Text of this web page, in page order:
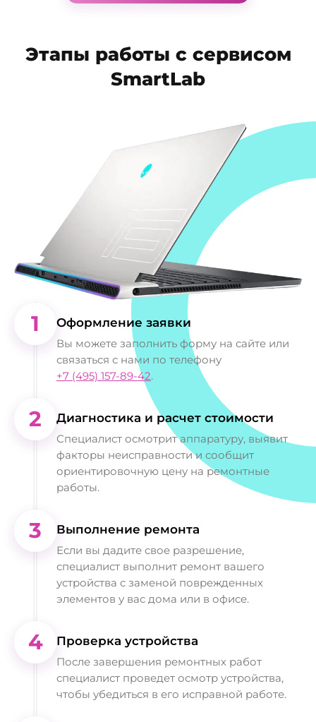
Этапы работы с сервисом
SmartLab
1 Оформление заявки
Вы можете заполнить форму на сайте или
связаться с нами по телефону
+7 (495) 157-89-42.
2 Диагностика и расчет стоимости
Специалист осмотрит аппаратуру, выявит
факторы неисправности и сообщит
ориентировочную цену на ремонтные
работы.
3 Выполнение ремонта
Если вы дадите свое разрешение,
специалист выполнит ремонт вашего
устройства с заменой поврежденных
элементов у вас дома или в офисе.
4 Проверка устройства
После завершения ремонтных работ
специалист проведет осмотр устройства,
чтобы убедиться в его исправной работе.